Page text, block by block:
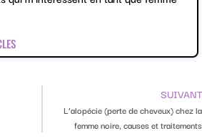
SUIVANT
L’alopécie (perte de cheveux) chez la
femme noire, causes et traitements